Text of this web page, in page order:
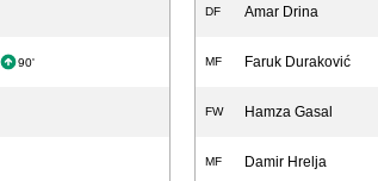
90'
DF Amar Drina
MF Faruk Duraković
FW Hamza Gasal
MF Damir Hrelja